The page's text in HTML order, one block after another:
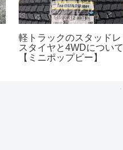
軽トラックのスタッドレ
スタイヤと4WDについて
【ミニポップビー】